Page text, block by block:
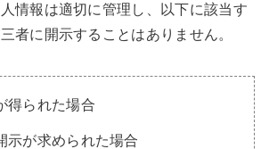
情報は適切に管理し、以下に該当す
者に開示することはありません。
得られた場合
示が求められた場合